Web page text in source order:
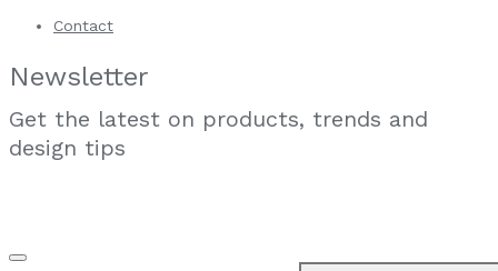
Contact
Newsletter
Get the latest on products, trends and
design tips